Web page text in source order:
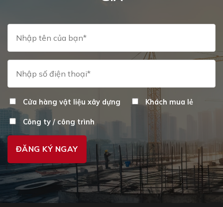
trang
Cửa hàng vật liệu xây dựng Khách mua lẻ
Công ty / công trình